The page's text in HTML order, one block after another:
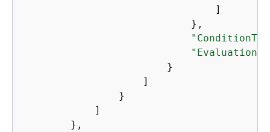
                                ]
                            },
                        }
                    ]
                }
            ]
        },